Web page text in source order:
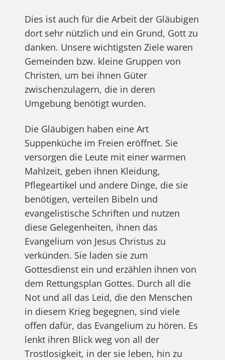
Dies ist auch für die Arbeit der Gläubigen
dort sehr nützlich und ein Grund, Gott zu
danken. Unsere wichtigsten Ziele waren
Gemeinden bzw. kleine Gruppen von
Christen, um bei ihnen Güter
zwischenzulagern, die in deren
Umgebung benötigt wurden.
Die Gläubigen haben eine Art
Suppenküche im Freien eröffnet. Sie
versorgen die Leute mit einer warmen
Mahlzeit, geben ihnen Kleidung,
Pflegeartikel und andere Dinge, die sie
benötigen, verteilen Bibeln und
evangelistische Schriften und nutzen
diese Gelegenheiten, ihnen das
Evangelium von Jesus Christus zu
verkünden. Sie laden sie zum
Gottesdienst ein und erzählen ihnen von
dem Rettungsplan Gottes. Durch all die
Not und all das Leid, die den Menschen
in diesem Krieg begegnen, sind viele
offen dafür, das Evangelium zu hören. Es
lenkt ihren Blick weg von all der
Trostlosigkeit, in der sie leben, hin zu